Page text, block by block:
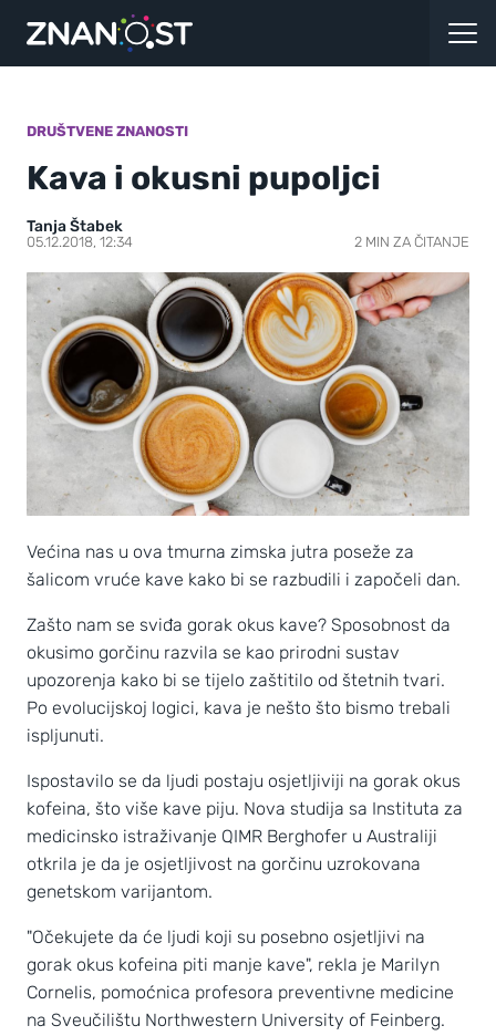
DRUŠTVENE ZNANOSTI
Kava i okusni pupoljci
Tanja Štabek
05.12.2018, 12:34 2 MIN ZA ČITANJE
Većina nas u ova tmurna zimska jutra poseže za
šalicom vruće kave kako bi se razbudili i započeli dan.
Zašto nam se sviđa gorak okus kave? Sposobnost da
okusimo gorčinu razvila se kao prirodni sustav
upozorenja kako bi se tijelo zaštitilo od štetnih tvari.
Po evolucijskoj logici, kava je nešto što bismo trebali
ispljunuti.
Ispostavilo se da ljudi postaju osjetljiviji na gorak okus
kofeina, što više kave piju. Nova studija sa Instituta za
medicinsko istraživanje QIMR Berghofer u Australiji
otkrila je da je osjetljivost na gorčinu uzrokovana
genetskom varijantom.
"Očekujete da će ljudi koji su posebno osjetljivi na
gorak okus kofeina piti manje kave", rekla je Marilyn
Cornelis, pomoćnica profesora preventivne medicine
na Sveučilištu Northwestern University of Feinberg.